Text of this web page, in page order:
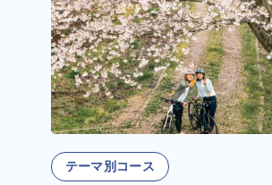
テーマ別コース